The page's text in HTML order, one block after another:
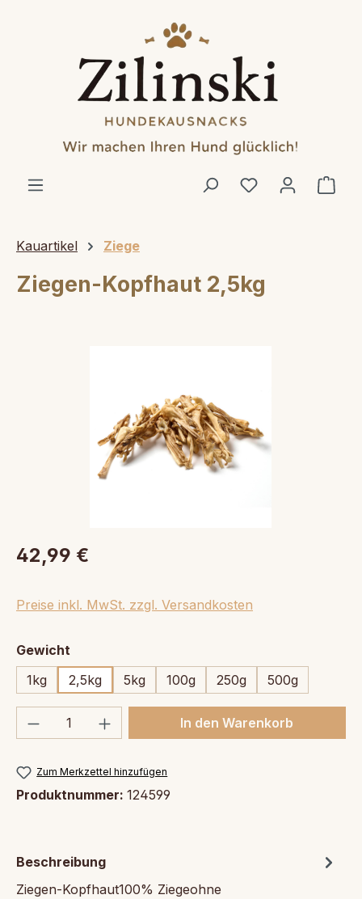
Kauartikel Ziege
Ziegen-Kopfhaut 2,5kg
42,99 €
Preise inkl. MwSt. zzgl. Versandkosten
Gewicht
1kg
2,5kg 5kg 100g 250g 500g
Produkt Anzahl: Gib denIn den Warenkorb
Zum Merkzettel hinzufügen
Produktnummer: 124599
Beschreibung
Ziegen-Kopfhaut100% Ziegeohne